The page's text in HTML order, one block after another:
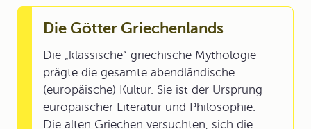
Die Götter Griechenlands
Die „klassische“ griechische Mythologie
prägte die gesamte abendländische
(europäische) Kultur. Sie ist der Ursprung
europäischer Literatur und Philosophie.
Die alten Griechen versuchten, sich die